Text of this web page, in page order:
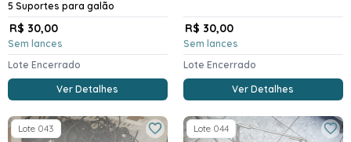
5 Suportes para galão
R$ 30,00
Sem lances
Lote Encerrado
Ver Detalhes
R$ 30,00
Sem lances
Lote Encerrado
Ver Detalhes
Lote 043 Lote 044